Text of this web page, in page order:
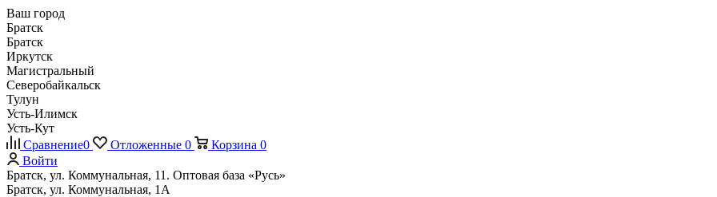
Ваш город
Братск
Братск
Иркутск
Магистральный
Северобайкальск
Тулун
Усть-Илимск
Усть-Кут
Сравнение0 Отложенные 0 Корзина 0
Войти
Братск, ул. Коммунальная, 11. Оптовая база «Русь»
Братск, ул. Коммунальная, 1А